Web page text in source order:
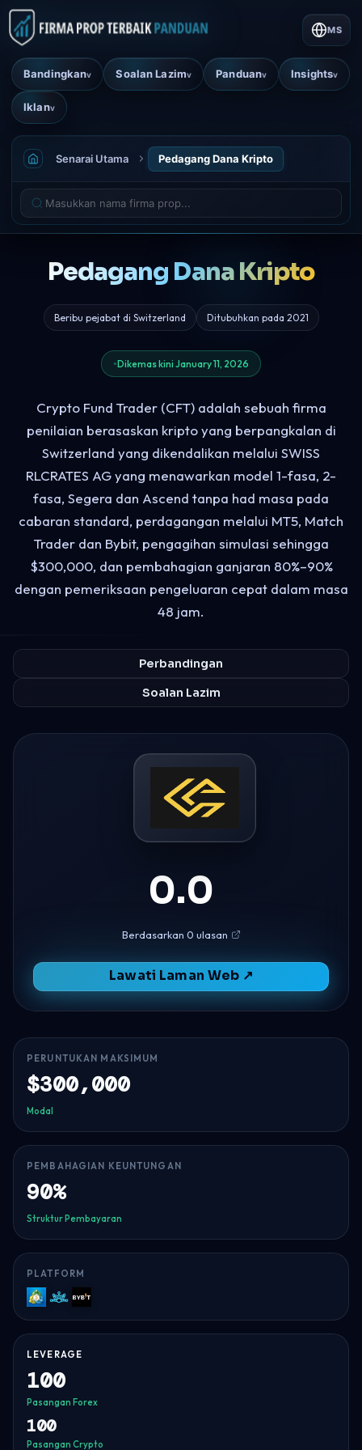
Bandingkanv Soalan Lazimv Panduanv Insightsv
Iklanv
MS
Senarai Utama Pedagang Dana Kripto
Pedagang Dana Kripto
Beribu pejabat di Switzerland Ditubuhkan pada 2021
Dikemas kini January 11, 2026
Crypto Fund Trader (CFT) adalah sebuah firma
penilaian berasaskan kripto yang berpangkalan di
Switzerland yang dikendalikan melalui SWISS
RLCRATES AG yang menawarkan model 1-fasa, 2-
fasa, Segera dan Ascend tanpa had masa pada
cabaran standard, perdagangan melalui MT5, Match
Trader dan Bybit, pengagihan simulasi sehingga
$300,000, dan pembahagian ganjaran 80%–90%
dengan pemeriksaan pengeluaran cepat dalam masa
48 jam.
Perbandingan
Soalan Lazim
0.0
Berdasarkan 0 ulasan
Lawati Laman Web ↗
PERUNTUKAN MAKSIMUM
$300,000
Modal
PEMBAHAGIAN KEUNTUNGAN
90%
Struktur Pembayaran
PLATFORM
MT5Match-
Trader
Bybit
LEVERAGE
100
Pasangan Forex
100
Pasangan Crypto